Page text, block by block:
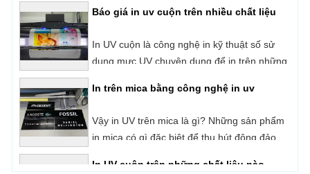
loại vật liệu có dạng cuộn như: Decal, Hiflex,
Vậy in UV trên mica là gì? Những sản phẩm
người dùng?
In UV cuộn là một công nghệ in ấn nằm ở
số hiện nay. Với cơ chế in phun trực tiếp và